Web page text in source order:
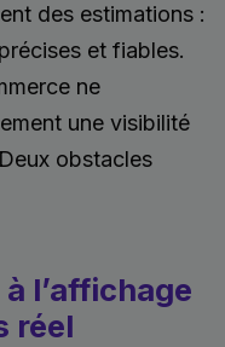
des estimations :
et fiables.
ne
une visibilité
obstacles
l’affichage
réel